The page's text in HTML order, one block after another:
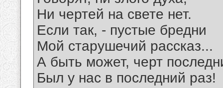
Ни чертей на свете нет.
Если так, - пустые бредни
Мой старушечий рассказ...
А быть может, черт
Был у нас в последний раз!